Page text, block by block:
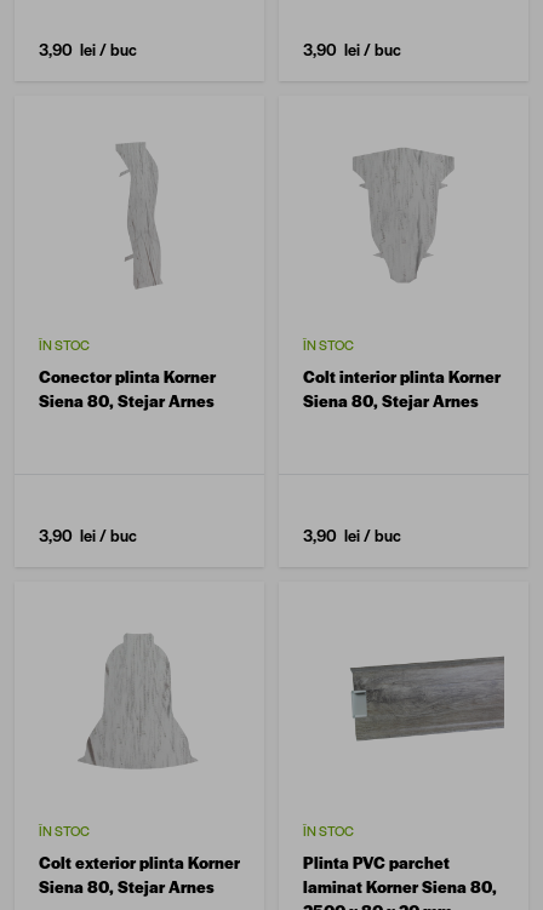
3,90 lei/ buc 3,90 lei/ buc
ÎN STOC
Conector plinta Korner
Siena 80, Stejar Arnes
3,90 lei/ buc
ÎN STOC
Colt interior plinta Korner
Siena 80, Stejar Arnes
3,90 lei/ buc
ÎN STOC
Colt exterior plinta Korner
Siena 80, Stejar Arnes
ÎN STOC
Plinta PVC parchet
laminat Korner Siena 80,